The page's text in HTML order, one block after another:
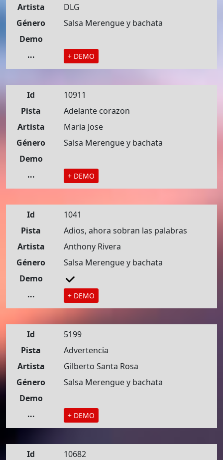
Artista
DLG
Género
Salsa Merengue y bachata
Demo
...
+ DEMO
Id
10911
Pista
Adelante corazon
Artista
Maria Jose
Género
Salsa Merengue y bachata
Demo
...
+ DEMO
Id
1041
Pista
Adios, ahora sobran las palabras
Artista
Anthony Rivera
Género
Salsa Merengue y bachata
Demo
...
+ DEMO
Id
5199
Pista
Advertencia
Artista
Gilberto Santa Rosa
Género
Salsa Merengue y bachata
Demo
...
+ DEMO
Id
10682